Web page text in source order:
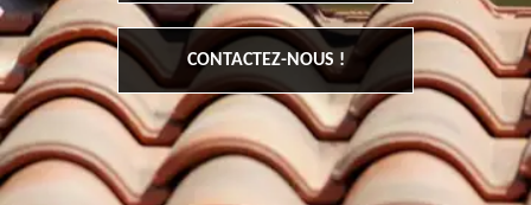
CONTACTEZ-NOUS !